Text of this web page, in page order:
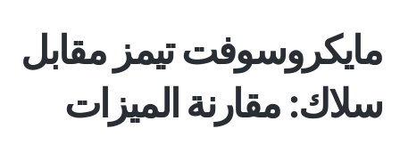
مايكروسوفت تيمز مقابل
سلاك: مقارنة الميزات